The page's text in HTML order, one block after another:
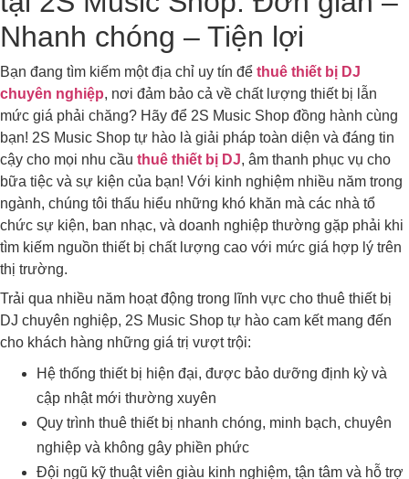
Nhanh chóng – Tiện lợi
Bạn đang tìm kiếm một địa chỉ uy tín để thuê thiết bị DJ
chuyên nghiệp, nơi đảm bảo cả về chất lượng thiết bị lẫn
mức giá phải chăng? Hãy để 2S Music Shop đồng hành cùng
bạn! 2S Music Shop tự hào là giải pháp toàn diện và đáng tin
cậy cho mọi nhu cầu thuê thiết bị DJ, âm thanh phục vụ cho
bữa tiệc và sự kiện của bạn! Với kinh nghiệm nhiều năm trong
ngành, chúng tôi thấu hiểu những khó khăn mà các nhà tổ
chức sự kiện, ban nhạc, và doanh nghiệp thường gặp phải khi
tìm kiếm nguồn thiết bị chất lượng cao với mức giá hợp lý trên
thị trường.
Trải qua nhiều năm hoạt động trong lĩnh vực cho thuê thiết bị
DJ chuyên nghiệp, 2S Music Shop tự hào cam kết mang đến
cho khách hàng những giá trị vượt trội:
Hệ thống thiết bị hiện đại, được bảo dưỡng định kỳ và
cập nhật mới thường xuyên
Quy trình thuê thiết bị nhanh chóng, minh bạch, chuyên
nghiệp và không gây phiền phức
Đội ngũ kỹ thuật viên giàu kinh nghiệm, tận tâm và hỗ trợ